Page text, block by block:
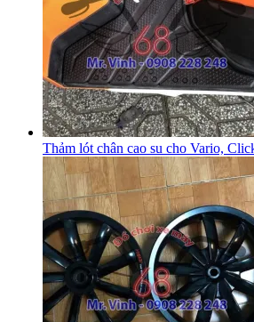
Thảm lót chân cao su cho Vario,